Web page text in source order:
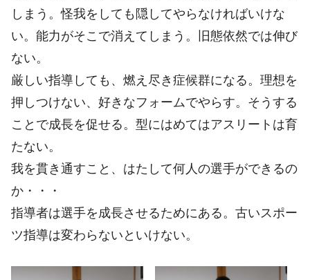
しまう。怪我をしても隠してやらなければいけな
い。能力がそこで消えてしまう。旧態依然では伸び
ない。
厳しい指導しても、燃え尽き症候群になる。理想を
押しつけない、好きなフォームでやらす。そうする
ことで成長を促せる。型にはめてはアスリートは育
たない。
我を貫き通すこと、はたして何人の選手ができるの
か・・・
指導者は選手を成長させるためにある。古いスポー
ツ指導は変わらないといけない。